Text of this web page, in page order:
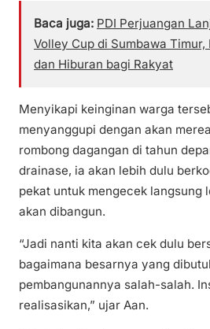
Baca juga: PDI Perjuangan
Volley Cup di Sumbawa
dan Hiburan bagi Rakyat
Menyikapi keinginan warga
menyanggupi dengan akan
rombong dagangan di tahun
drainase, ia akan lebih dulu
pekat untuk mengecek langsung
akan dibangun.
“Jadi nanti kita akan cek dulu
bagaimana besarnya yang
pembangunannya salah-salah.
realisasikan,” ujar Aan.